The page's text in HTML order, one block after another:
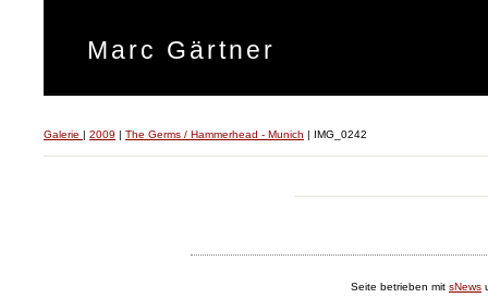
Marc Gärtner
Galerie | 2009 | The Germs / Hammerhead - Munich | IMG_0242
Seite betrieben mit sNews